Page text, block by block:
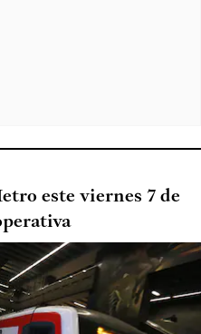
este viernes 7 de